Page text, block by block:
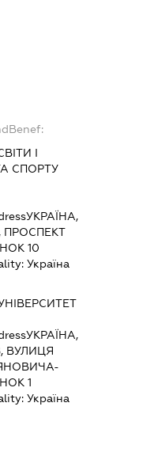
І
СПОРТУ
УКРАЇНА,
ПРОСПЕКТ
10
Україна
УКРАЇНА,
ВУЛИЦЯ
1
Україна